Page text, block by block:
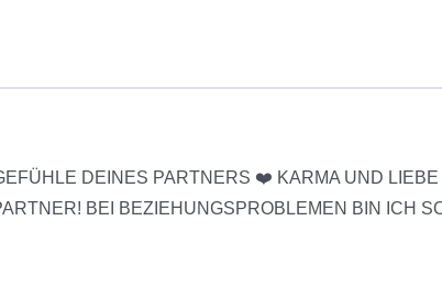
DEINES PARTNERS ❤️ KARMA UND
BEI BEZIEHUNGSPROBLEMEN BIN ICH